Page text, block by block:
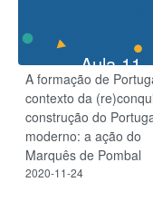
Aula 11
A formação de
contexto da
construção do
moderno: a ação do
Marquês de Pombal
2020-11-24